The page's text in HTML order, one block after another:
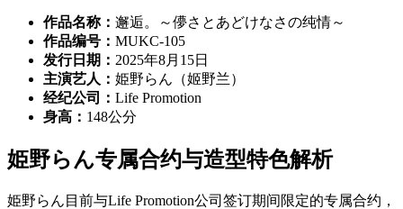
作品名称： 邂逅。～儚さとあどけなさの纯情～
作品编号： MUKC-105
发行日期： 2025年8月15日
主演艺人： 姫野らん（姬野兰）
经纪公司： Life Promotion
身高： 148公分
姫野らん专属合约与造型特色解析
姫野らん目前与Life Promotion公司签订期间限定的专属合约，